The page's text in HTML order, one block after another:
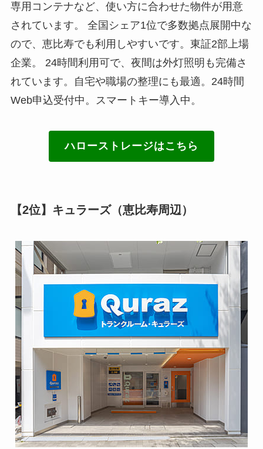
専用コンテナなど、使い方に合わせた物件が用意
されています。 全国シェア1位で多数拠点展開中な
ので、恵比寿でも利用しやすいです。東証2部上場
企業。 24時間利用可で、夜間は外灯照明も完備さ
れています。自宅や職場の整理にも最適。24時間
Web申込受付中。スマートキー導入中。
ハローストレージはこちら
【2位】キュラーズ（恵比寿周辺）